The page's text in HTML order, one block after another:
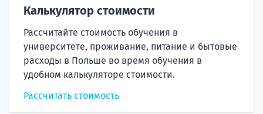
Калькулятор стоимости
Рассчитайте стоимость обучения в
университете, проживание, питание и бытовые
расходы в Польше во время обучения в
удобном калькуляторе стоимости.
Рассчитать стоимость